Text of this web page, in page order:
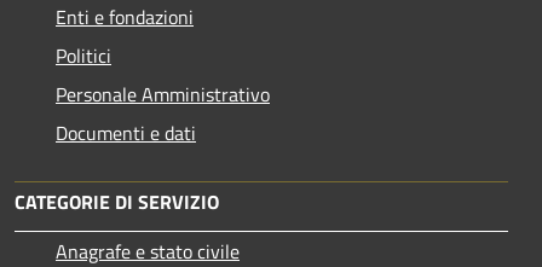
Enti e fondazioni
Politici
Personale Amministrativo
Documenti e dati
CATEGORIE DI SERVIZIO
Anagrafe e stato civile